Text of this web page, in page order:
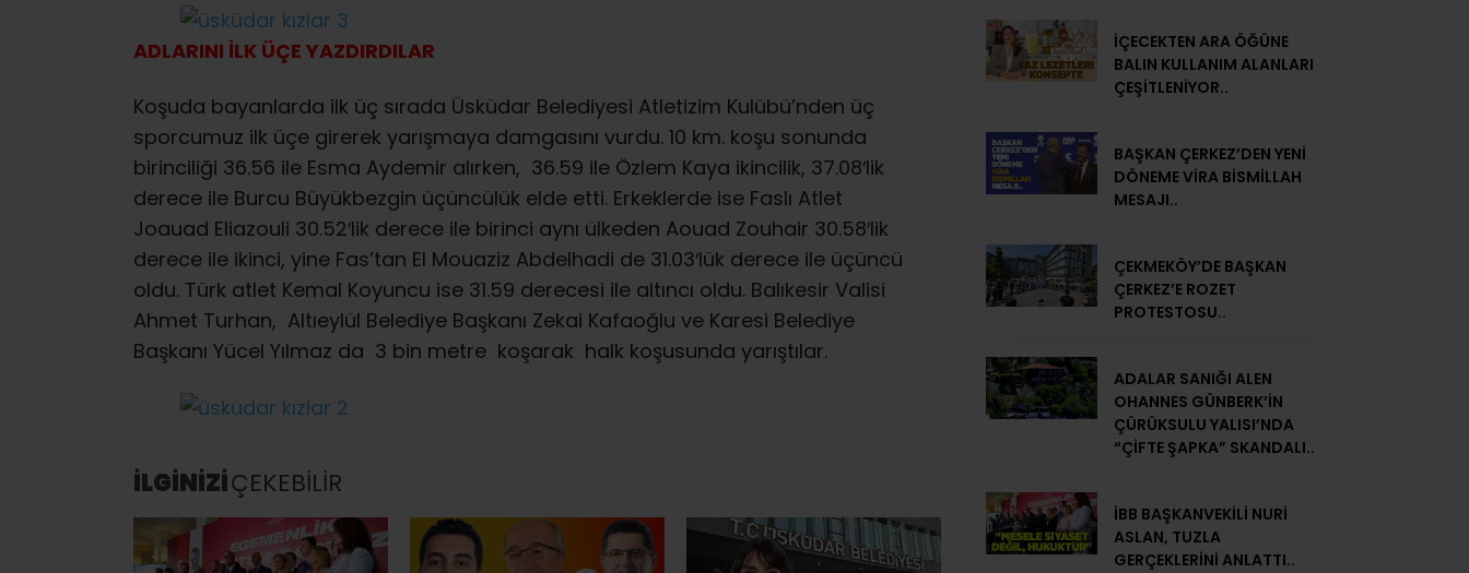
ADLARINI İLK ÜÇE YAZDIRDILAR
Koşuda bayanlarda ilk üç sırada Üsküdar Belediyesi Atletizim Kulübü’nden üç
sporcumuz ilk üçe girerek yarışmaya damgasını vurdu. 10 km. koşu sonunda
birinciliği 36.56 ile Esma Aydemir alırken, 36.59 ile Özlem Kaya ikincilik, 37.08′lik
derece ile Burcu Büyükbezgin üçüncülük elde etti. Erkeklerde ise Faslı Atlet
Joauad Eliazouli 30.52′lik derece ile birinci aynı ülkeden Aouad Zouhair 30.58′lik
derece ile ikinci, yine Fas’tan El Mouaziz Abdelhadi de 31.03′lük derece ile üçüncü
oldu. Türk atlet Kemal Koyuncu ise 31.59 derecesi ile altıncı oldu. Balıkesir Valisi
Ahmet Turhan, Altıeylül Belediye Başkanı Zekai Kafaoğlu ve Karesi Belediye
Başkanı Yücel Yılmaz da 3 bin metre koşarak halk koşusunda yarıştılar.
İLGİNİZİÇEKEBİLİR
İÇECEKTEN ARA ÖĞÜNE
BALIN KULLANIM ALANLARI
ÇEŞİTLENİYOR..
BAŞKAN ÇERKEZ’DEN YENİ
DÖNEME VİRA BİSMİLLAH
MESAJI..
ÇEKMEKÖY’DE BAŞKAN
ÇERKEZ’E ROZET
PROTESTOSU..
ADALAR SANIĞI ALEN
OHANNES GÜNBERK’İN
ÇÜRÜKSULU YALISI’NDA
“ÇİFTE ŞAPKA” SKANDALI..
İBB BAŞKANVEKİLİ NURİ
ASLAN, TUZLA
GERÇEKLERİNİ ANLATTI..